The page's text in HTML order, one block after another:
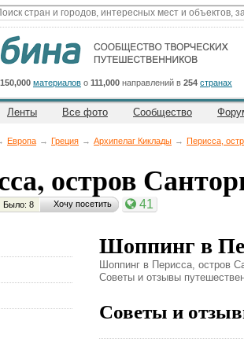
150,000 материалов о 111,000 направлений в 254 странах
Ленты Все фото Сообщество
Европа → Греция → Архипелаг Киклады → Перисса,
остров
Было: 8 Хочу посетить 41
Шоппинг в
Шоппинг в Перисса, остров
Советы и отзывы
Советы и